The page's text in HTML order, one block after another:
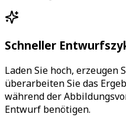
Schneller
Laden Sie hoch, erzeugen
überarbeiten Sie das
während der
Entwurf benötigen.